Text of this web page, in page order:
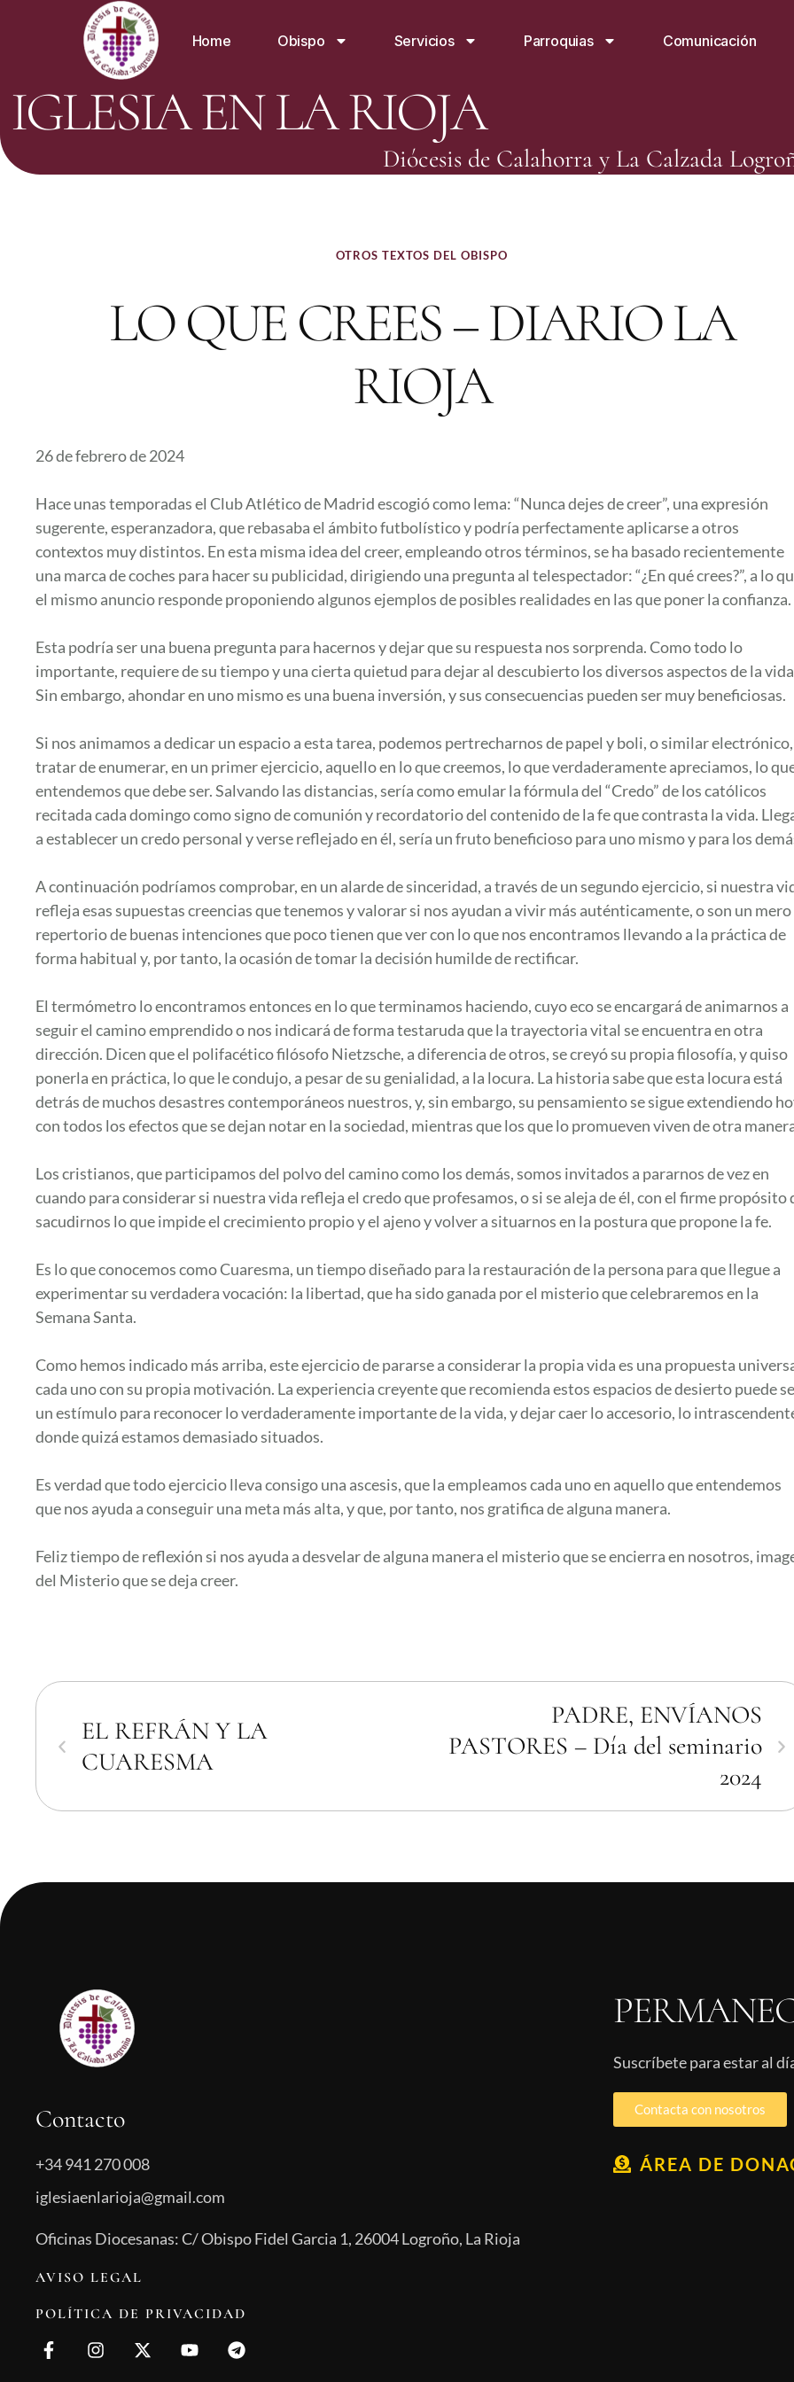
Home Obispo Servicios Parroquias Comunicación
IGLESIA EN LA RIOJA
Diócesis de Calahorra y La Calzada
OTROS TEXTOS DEL OBISPO
LO QUE CREES – DIARIO LA
RIOJA
26 de febrero de 2024
Hace unas temporadas el Club Atlético de Madrid escogió como lema: “Nunca dejes de creer”, una expresión
sugerente, esperanzadora, que rebasaba el ámbito futbolístico y podría perfectamente aplicarse a otros
contextos muy distintos. En esta misma idea del creer, empleando otros términos, se ha basado recientemente
una marca de coches para hacer su publicidad, dirigiendo una pregunta al telespectador: “¿En qué crees?”, a lo
el mismo anuncio responde proponiendo algunos ejemplos de posibles realidades en las que poner la confianza.
Esta podría ser una buena pregunta para hacernos y dejar que su respuesta nos sorprenda. Como todo lo
importante, requiere de su tiempo y una cierta quietud para dejar al descubierto los diversos aspectos de la
Sin embargo, ahondar en uno mismo es una buena inversión, y sus consecuencias pueden ser muy beneficiosas.
Si nos animamos a dedicar un espacio a esta tarea, podemos pertrecharnos de papel y boli, o similar
tratar de enumerar, en un primer ejercicio, aquello en lo que creemos, lo que verdaderamente apreciamos, lo
entendemos que debe ser. Salvando las distancias, sería como emular la fórmula del “Credo” de los católicos
recitada cada domingo como signo de comunión y recordatorio del contenido de la fe que contrasta la vida.
a establecer un credo personal y verse reflejado en él, sería un fruto beneficioso para uno mismo y para los
A continuación podríamos comprobar, en un alarde de sinceridad, a través de un segundo ejercicio, si nuestra
refleja esas supuestas creencias que tenemos y valorar si nos ayudan a vivir más auténticamente, o son un mero
repertorio de buenas intenciones que poco tienen que ver con lo que nos encontramos llevando a la práctica de
forma habitual y, por tanto, la ocasión de tomar la decisión humilde de rectificar.
El termómetro lo encontramos entonces en lo que terminamos haciendo, cuyo eco se encargará de animarnos a
seguir el camino emprendido o nos indicará de forma testaruda que la trayectoria vital se encuentra en otra
dirección. Dicen que el polifacético filósofo Nietzsche, a diferencia de otros, se creyó su propia filosofía, y quiso
ponerla en práctica, lo que le condujo, a pesar de su genialidad, a la locura. La historia sabe que esta locura está
detrás de muchos desastres contemporáneos nuestros, y, sin embargo, su pensamiento se sigue extendiendo
con todos los efectos que se dejan notar en la sociedad, mientras que los que lo promueven viven de otra
Los cristianos, que participamos del polvo del camino como los demás, somos invitados a pararnos de vez en
cuando para considerar si nuestra vida refleja el credo que profesamos, o si se aleja de él, con el firme propósito
sacudirnos lo que impide el crecimiento propio y el ajeno y volver a situarnos en la postura que propone la fe.
Es lo que conocemos como Cuaresma, un tiempo diseñado para la restauración de la persona para que llegue a
experimentar su verdadera vocación: la libertad, que ha sido ganada por el misterio que celebraremos en la
Semana Santa.
Como hemos indicado más arriba, este ejercicio de pararse a considerar la propia vida es una propuesta
cada uno con su propia motivación. La experiencia creyente que recomienda estos espacios de desierto puede
un estímulo para reconocer lo verdaderamente importante de la vida, y dejar caer lo accesorio, lo
donde quizá estamos demasiado situados.
Es verdad que todo ejercicio lleva consigo una ascesis, que la empleamos cada uno en aquello que entendemos
que nos ayuda a conseguir una meta más alta, y que, por tanto, nos gratifica de alguna manera.
Feliz tiempo de reflexión si nos ayuda a desvelar de alguna manera el misterio que se encierra en nosotros,
del Misterio que se deja creer.
EL REFRÁN Y LA
CUARESMA
PADRE, ENVÍANOS
PASTORES – Día del seminario
2024
Contacto
+34 941 270 008
iglesiaenlarioja@gmail.com
Oficinas Diocesanas: C/ Obispo Fidel Garcia 1, 26004 Logroño, La Rioja
AVISO LEGAL
POLÍTICA DE PRIVACIDAD
Suscríbete para estar al
Contacta con nosotros
ÁREA DE